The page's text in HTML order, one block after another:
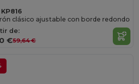
clásico ajustable con borde redondo
de:
€59,64 €